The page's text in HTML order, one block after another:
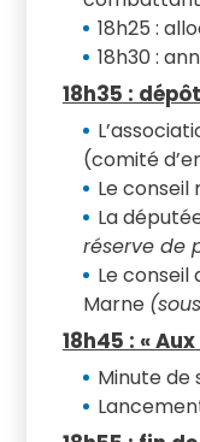
18h25 :
18h30 :
18h35 :
(comité
Le conseil
La
réserve de
Le
Marne
18h45 : «
Minute de